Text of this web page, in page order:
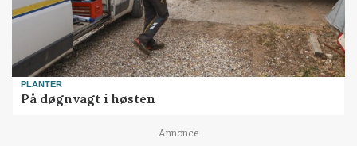
PLANTER
På døgnvagt i høsten
Annonce